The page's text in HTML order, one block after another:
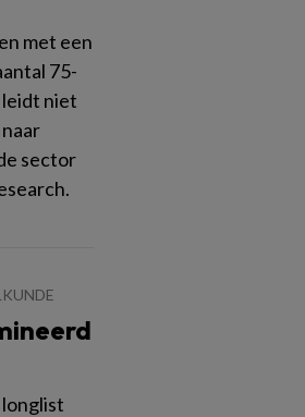
met een
75-
niet
sector